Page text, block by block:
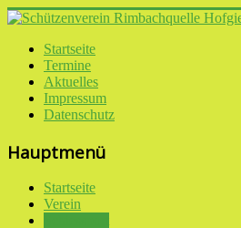
Startseite
Termine
Aktuelles
Impressum
Datenschutz
Hauptmenü
Startseite
Verein